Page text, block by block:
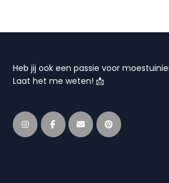
Heb jij ook een passie voor
Laat het me weten! 📩